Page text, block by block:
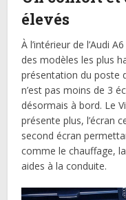
élevés
À l’intérieur de l’Audi
des modèles les plus
présentation du poste
n’est pas moins de 3
désormais à bord. Le
présente plus, l’écran
second écran
comme le chauffage,
aides à la conduite.